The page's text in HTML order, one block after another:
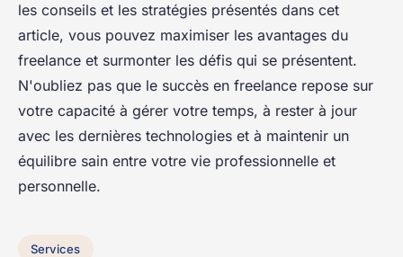
les conseils et les stratégies présentés dans cet
article, vous pouvez maximiser les avantages du
freelance et surmonter les défis qui se présentent.
N'oubliez pas que le succès en freelance repose sur
votre capacité à gérer votre temps, à rester à jour
avec les dernières technologies et à maintenir un
équilibre sain entre votre vie professionnelle et
personnelle.
Services